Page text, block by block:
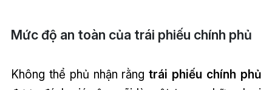
Mức độ an toàn của trái phiếu chính phủ
Không thể phủ nhận rằngtrái phiếu chính phủ